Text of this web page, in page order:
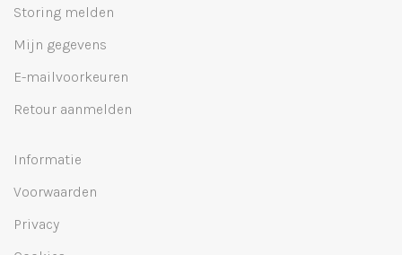
Storing melden
Mijn gegevens
E-mailvoorkeuren
Retour aanmelden
Informatie
Voorwaarden
Privacy